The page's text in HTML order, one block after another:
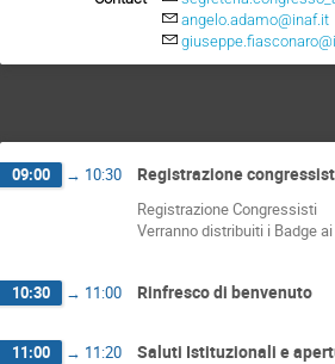
angelo.adamo@inaf.it
09:00 → 10:30 Registrazione
Registrazione Congressisti
Verranno distribuiti i Badge
10:30 → 11:00 Rinfresco di benvenuto
11:00 → 11:20 Saluti Istituzionali e